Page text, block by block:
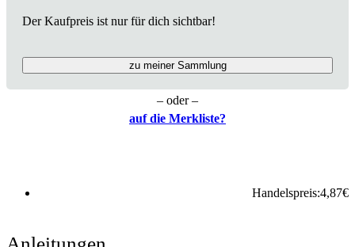
Der Kaufpreis ist nur für dich sichtbar!
zu meiner Sammlung
– oder –
auf die Merkliste?
Handelspreis:4,87€